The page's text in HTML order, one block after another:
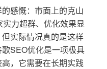
感慨：市面上的克山
力超群、优化效果显
实际情况真的是这样
SEO优化是一项极具
，它需要在长期实践